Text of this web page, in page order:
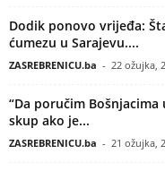
Dodik ponovo vrijeđa:
ćumezu u Sarajevu....
ZASREBRENICU.ba - 22 ožujka,
“Da poručim
skup ako je...
ZASREBRENICU.ba - 21 ožujka,